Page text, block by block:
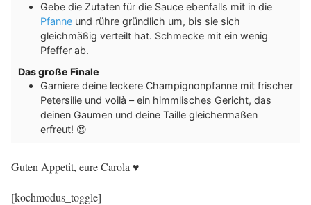
Gebe die Zutaten für die Sauce ebenfalls mit in die
Pfanne und rühre gründlich um, bis sie sich
gleichmäßig verteilt hat. Schmecke mit ein wenig
Pfeffer ab.
Das große Finale
Garniere deine leckere Champignonpfanne mit frischer
Petersilie und voilà – ein himmlisches Gericht, das
deinen Gaumen und deine Taille gleichermaßen
erfreut! 😍
Guten Appetit, eure Carola ♥︎
[kochmodus_toggle]